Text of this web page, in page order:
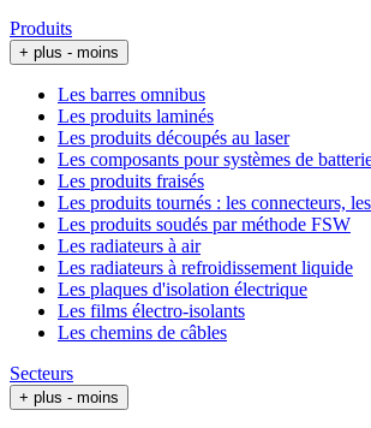
Produits
+ plus - moins
Les barres omnibus
Les produits laminés
Les produits découpés au laser
Les composants pour systèmes de
Les produits fraisés
Les produits tournés : les connecteurs,
Les produits soudés par méthode FSW
Les radiateurs à air
Les radiateurs à refroidissement liquide
Les plaques d'isolation électrique
Les films électro-isolants
Les chemins de câbles
Secteurs
+ plus - moins